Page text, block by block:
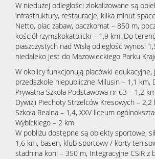
W niedużej odległości zlokalizowane są
infrastruktury, restauracje, kilka minut
Netto, plac zabaw, paczkomat – 850 m,
kościół rzymskokatolicki – 1,9 km. Do
piaszczystych nad Wisłą odległość wynosi
niedaleko jest do Mazowieckiego Parku
W okolicy funkcjonują placówki edukacyjne,
przedszkole niepubliczne Milusin – 1,1 km,
Prywatna Szkoła Podstawowa nr 63 – 1,2
Dywizji Piechoty Strzelców Kresowych – 2,2
Szkoła Realna – 1,4, XXV liceum
Wybickiego – 2 km.
W pobliżu dostępne są obiekty sportowe,
1,6 km, basen, klub sportowy / korty
stadnina koni – 350 m, Integracyjne CSiR z